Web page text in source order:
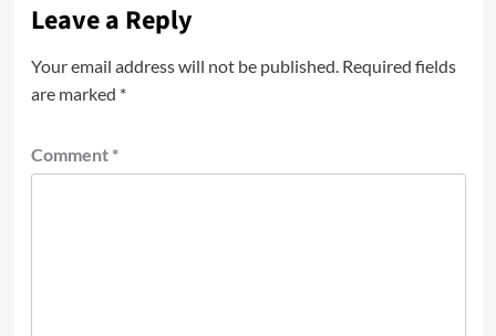
Leave a Reply
Your email address will not be published. Required fields
are marked *
Comment *